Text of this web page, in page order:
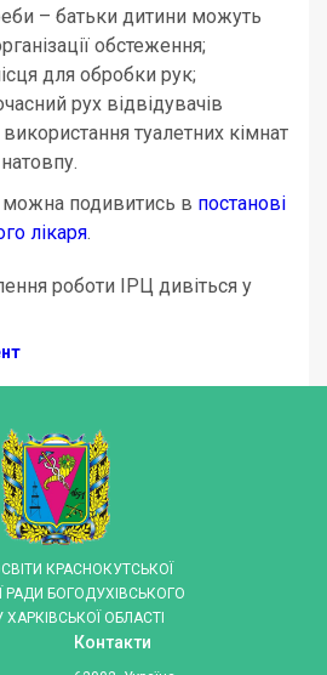
– батьки дитини можуть
обстеження;
для обробки рук;
рух відвідувачів
туалетних кімнат
подивитись в постанові
лікаря.
роботи ІРЦ дивіться у
КРАСНОКУТСЬКОЇ
РАДИ БОГОДУХІВСЬКОГО
ОБЛАСТІ
Контакти